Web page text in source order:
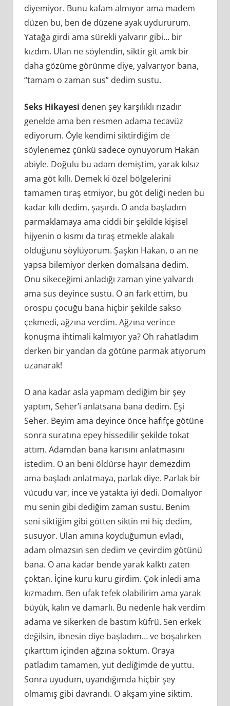
diyemiyor. Bunu kafam almıyor ama madem
düzen bu, ben de düzene ayak uydururum.
Yatağa girdi ama sürekli yalvarır gibi… bir
kızdım. Ulan ne söylendin, siktir git amk bir
daha gözüme görünme diye, yalvarıyor bana,
“tamam o zaman sus” dedim sustu.
Seks Hikayesi denen şey karşılıklı rızadır
genelde ama ben resmen adama tecavüz
ediyorum. Öyle kendimi siktirdiğim de
söylenemez çünkü sadece oynuyorum Hakan
abiyle. Doğulu bu adam demiştim, yarak kılsız
ama göt kıllı. Demek ki özel bölgelerini
tamamen tıraş etmiyor, bu göt deliği neden bu
kadar kıllı dedim, şaşırdı. O anda başladım
parmaklamaya ama ciddi bir şekilde kişisel
hijyenin o kısmı da tıraş etmekle alakalı
olduğunu söylüyorum. Şaşkın Hakan, o an ne
yapsa bilemiyor derken domalsana dedim.
Onu sikeceğimi anladığı zaman yine yalvardı
ama sus deyince sustu. O an fark ettim, bu
orospu çocuğu bana hiçbir şekilde sakso
çekmedi, ağzına verdim. Ağzına verince
konuşma ihtimali kalmıyor ya? Oh rahatladım
derken bir yandan da götüne parmak atıyorum
uzanarak!
O ana kadar asla yapmam dediğim bir şey
yaptım, Seher’i anlatsana bana dedim. Eşi
Seher. Beyim ama deyince önce hafifçe götüne
sonra suratına epey hissedilir şekilde tokat
attım. Adamdan bana karısını anlatmasını
istedim. O an beni öldürse hayır demezdim
ama başladı anlatmaya, parlak diye. Parlak bir
vücudu var, ince ve yatakta iyi dedi. Domalıyor
mu senin gibi dediğim zaman sustu. Benim
seni siktiğim gibi götten siktin mi hiç dedim,
susuyor. Ulan amına koyduğumun evladı,
adam olmazsın sen dedim ve çevirdim götünü
bana. O ana kadar bende yarak kalktı zaten
çoktan. İçine kuru kuru girdim. Çok inledi ama
kızmadım. Ben ufak tefek olabilirim ama yarak
büyük, kalın ve damarlı. Bu nedenle hak verdim
adama ve sikerken de bastım küfrü. Sen erkek
değilsin, ibnesin diye başladım… ve boşalırken
çıkarttım içinden ağzına soktum. Oraya
patladım tamamen, yut dediğimde de yuttu.
Sonra uyudum, uyandığımda hiçbir şey
olmamış gibi davrandı. O akşam yine siktim.